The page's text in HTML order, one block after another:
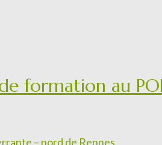
formation au